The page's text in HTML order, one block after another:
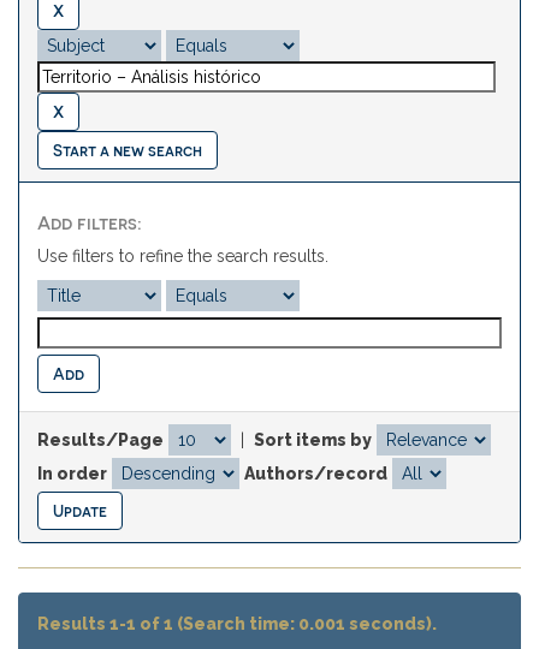
Start a new search
Add filters:
Use filters to refine the search results.
Results/Page
Sort items by
In order
Authors/record
Results 1-1 of 1 (Search time: 0.001 seconds).